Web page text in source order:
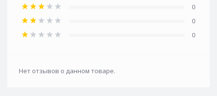
0
0
0
Нет отзывов о данном товаре.